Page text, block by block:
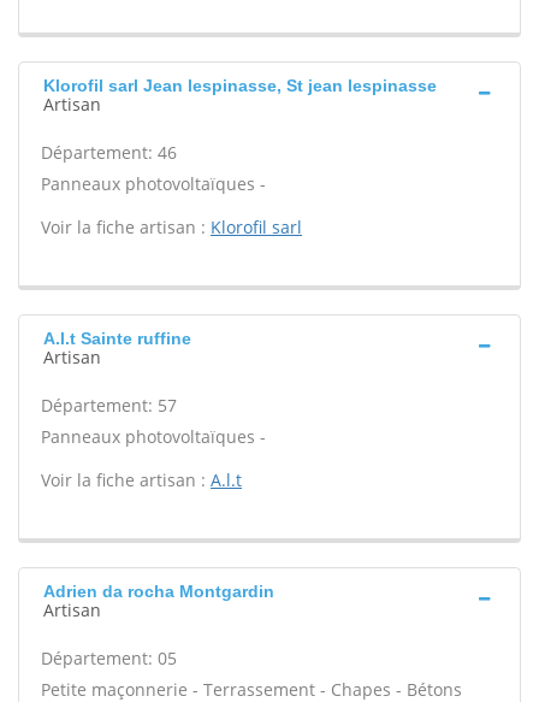
Klorofil sarl Jean lespinasse, St jean lespinasse
Artisan
Département: 46
Panneaux photovoltaïques -
Voir la fiche artisan : Klorofil sarl
A.l.t Sainte ruffine
Artisan
Département: 57
Panneaux photovoltaïques -
Voir la fiche artisan : A.l.t
Adrien da rocha Montgardin
Artisan
Département: 05
Petite maçonnerie - Terrassement - Chapes - Bétons